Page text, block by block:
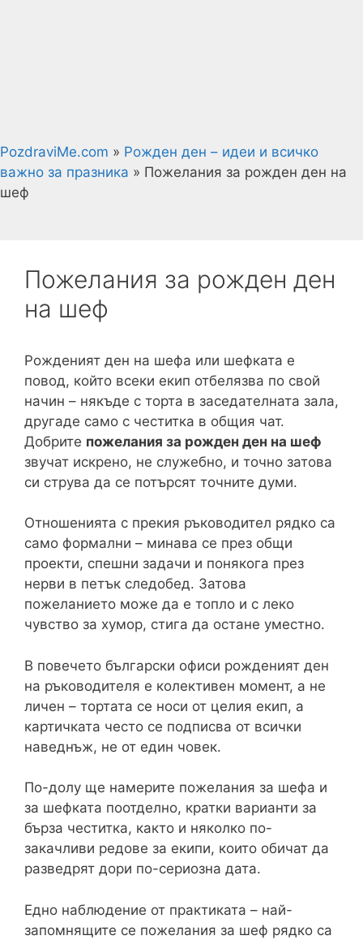
PozdraviMe.com » Рожден ден – идеи и всичко
важно за празника » Пожелания за рожден ден на
шеф
Пожелания за рожден ден
на шеф
Рожденият ден на шефа или шефката е
повод, който всеки екип отбелязва по свой
начин – някъде с торта в заседателната зала,
другаде само с честитка в общия чат.
Добрите пожелания за рожден ден на шеф
звучат искрено, не служебно, и точно затова
си струва да се потърсят точните думи.
Отношенията с прекия ръководител рядко са
само формални – минава се през общи
проекти, спешни задачи и понякога през
нерви в петък следобед. Затова
пожеланието може да е топло и с леко
чувство за хумор, стига да остане уместно.
В повечето български офиси рожденият ден
на ръководителя е колективен момент, а не
личен – тортата се носи от целия екип, а
картичката често се подписва от всички
наведнъж, не от един човек.
По-долу ще намерите пожелания за шефа и
за шефката поотделно, кратки варианти за
бърза честитка, както и няколко по-
закачливи редове за екипи, които обичат да
разведрят дори по-сериозна дата.
Едно наблюдение от практиката – най-
запомнящите се пожелания за шеф рядко са